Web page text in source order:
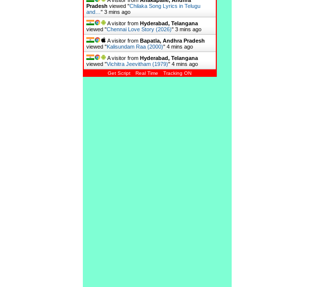
Pradesh viewed "Chilaka Song Lyrics in Telugu
and… " 3 mins ago
A visitor from Hyderabad, Telangana
viewed "Chennai Love Story (2026)" 3 mins ago
A visitor from Bapatla, Andhra Pradesh
viewed "Kalisundam Raa (2000)" 4 mins ago
A visitor from Hyderabad, Telangana
viewed "Vichitra Jeevitham (1979)" 4 mins ago
Get Script Real Time Tracking ON